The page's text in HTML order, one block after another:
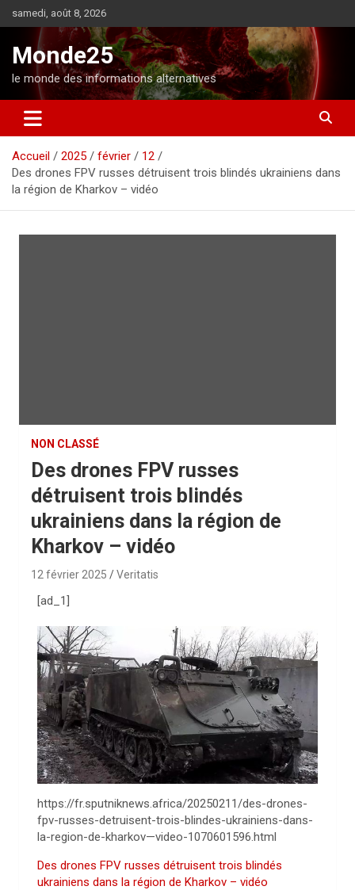
l
o
n
samedi, août 8, 2026
Monde25
le monde des informations alternatives
Accueil 2025 février
12
Des drones FPV russes détruisent trois blindés ukrainiens dans
la région de Kharkov – vidéo
NON CLASSÉ
Des drones FPV russes
détruisent trois blindés
ukrainiens dans la région de
Kharkov – vidéo
12 février 2025 Veritatis
[ad_1]
https://fr.sputniknews.africa/20250211/des-drones-
fpv-russes-detruisent-trois-blindes-ukrainiens-dans-
la-region-de-kharkov—video-1070601596.html
Des drones FPV russes détruisent trois blindés
ukrainiens dans la région de Kharkov – vidéo